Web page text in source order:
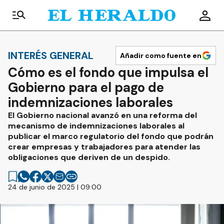
INTERÉS GENERAL Añadir como fuente en
Cómo es el fondo que impulsa el
Gobierno para el pago de
indemnizaciones laborales
El Gobierno nacional avanzó en una reforma del
mecanismo de indemnizaciones laborales al
publicar el marco regulatorio del fondo que podrán
crear empresas y trabajadores para atender las
obligaciones que deriven de un despido.
24 de junio de 2025 | 09:00